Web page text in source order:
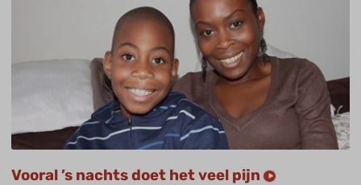
Vooral ’s nachts doet het veel pijn